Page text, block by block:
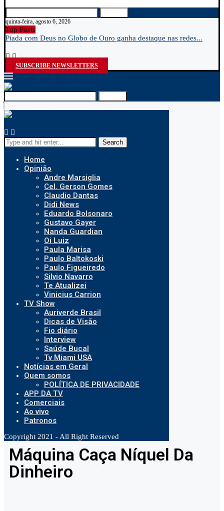
quinta-feira, agosto 6, 2026
Top Posts
Piada com Deus no Globo de Ouro ganha destaque nas redes...
SUBSCRIBE NEWSLETTERS
Search
Home
Opinião
Andre Marsiglia
Cel. Gerson Gomes
Claudio Dantas
Didi News
Eduardo Bolsonaro
Gustavo Gayer
Nanda Guardian
Oi Luiz
Paula Marisa
Paulo Baltokoski
Paulo Figueiredo
Silvio Navarro
Te Atualizei
Vinicius Carrion
TV Show
Auriverde Brasil
Dicas de Visão
Fio diário
Interview
Saúde Bucal
Tv Miami USA
Notícias em Geral
Quem somos
POLÍTICA DE PRIVACIDADE
APP DA TV
Comerciais
Ao vivo
Patronos
Copyright 2021 - All Right Reserved
Máquina Caça Níquel Da
Dinheiro